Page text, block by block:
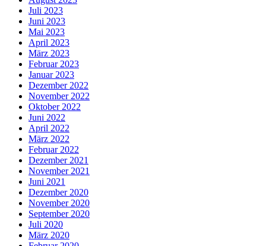
Juli 2023
Juni 2023
Mai 2023
April 2023
März 2023
Februar 2023
Januar 2023
Dezember 2022
November 2022
Oktober 2022
Juni 2022
April 2022
März 2022
Februar 2022
Dezember 2021
November 2021
Juni 2021
Dezember 2020
November 2020
September 2020
Juli 2020
März 2020